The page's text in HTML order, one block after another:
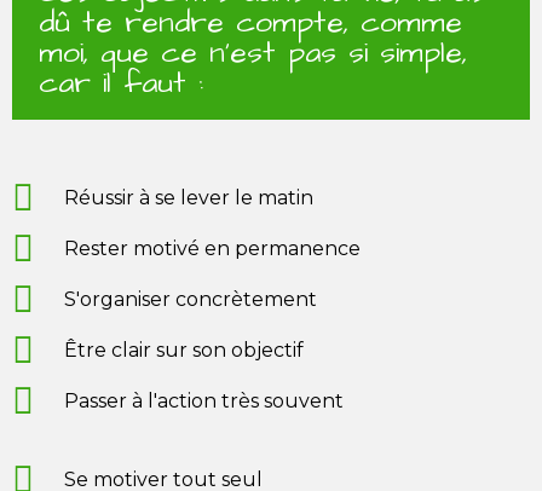
dû te rendre compte, comme
moi, que ce n'est pas si simple,
car il faut :
Réussir à se lever le matin
Rester motivé en permanence
S'organiser concrètement
Être clair sur son objectif
Passer à l'action très souvent
Se motiver tout seul